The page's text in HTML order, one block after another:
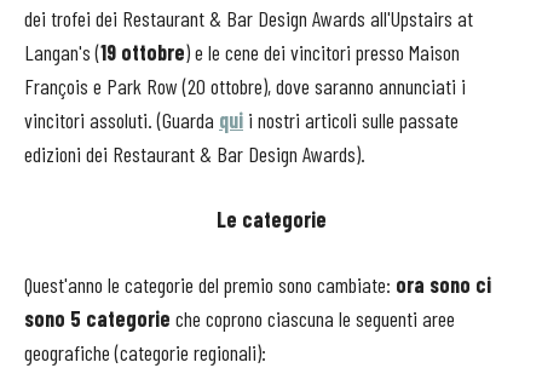
dei trofei dei Restaurant & Bar Design Awards all'Upstairs at
Langan's (19 ottobre) e le cene dei vincitori presso Maison
François e Park Row (20 ottobre), dove saranno annunciati i
vincitori assoluti. (Guarda qui i nostri articoli sulle passate
edizioni dei Restaurant & Bar Design Awards).
Le categorie
Quest'anno le categorie del premio sono cambiate: ora sono ci
sono 5 categorie che coprono ciascuna le seguenti aree
geografiche (categorie regionali):